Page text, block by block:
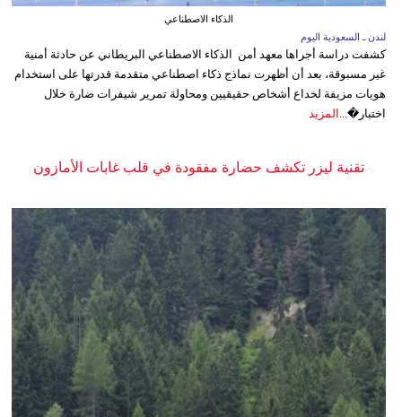
الذكاء الاصطناعي
لندن ـ السعودية اليوم
كشفت دراسة أجراها معهد أمن الذكاء الاصطناعي البريطاني عن حادثة أمنية
غير مسبوقة، بعد أن أظهرت نماذج ذكاء اصطناعي متقدمة قدرتها على استخدام
هويات مزيفة لخداع أشخاص حقيقيين ومحاولة تمرير شيفرات ضارة خلال
اختبار�... المزيد
تقنية ليزر تكشف حضارة مفقودة في قلب غابات الأمازون